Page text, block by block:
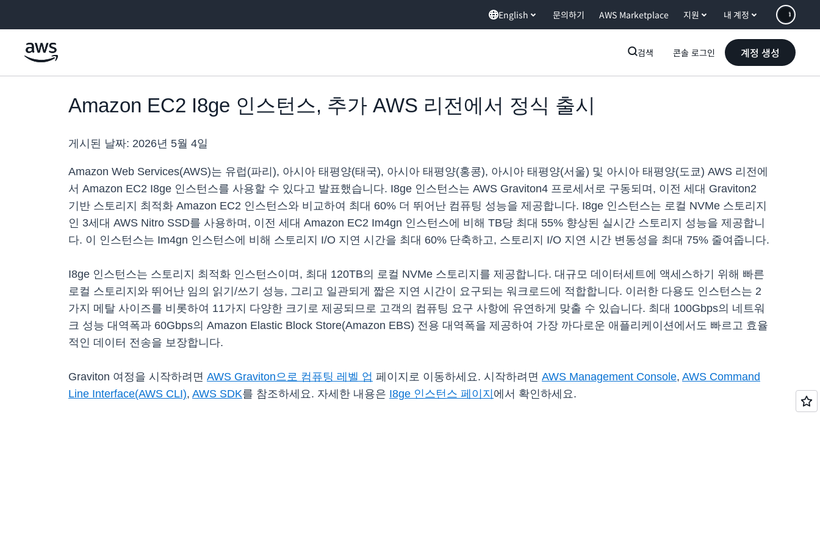
English 문의하기 AWS Marketplace 지원 내 계정
검색 콘솔 로그인 계정 생성
Amazon EC2 I8ge 인스턴스, 추가 AWS 리전에서 정식 출시
게시된 날짜: 2026년 5월 4일
Amazon Web Services(AWS)는 유럽(파리), 아시아 태평양(태국), 아시아 태평양(홍콩), 아시아 태평양(서울) 및 아시아 태평양(도쿄) AWS 리전에
서 Amazon EC2 I8ge 인스턴스를 사용할 수 있다고 발표했습니다. I8ge 인스턴스는 AWS Graviton4 프로세서로 구동되며, 이전 세대 Graviton2
기반 스토리지 최적화 Amazon EC2 인스턴스와 비교하여 최대 60% 더 뛰어난 컴퓨팅 성능을 제공합니다. I8ge 인스턴스는 로컬 NVMe 스토리지
인 3세대 AWS Nitro SSD를 사용하며, 이전 세대 Amazon EC2 Im4gn 인스턴스에 비해 TB당 최대 55% 향상된 실시간 스토리지 성능을 제공합니
다. 이 인스턴스는 Im4gn 인스턴스에 비해 스토리지 I/O 지연 시간을 최대 60% 단축하고, 스토리지 I/O 지연 시간 변동성을 최대 75% 줄여줍니다.
I8ge 인스턴스는 스토리지 최적화 인스턴스이며, 최대 120TB의 로컬 NVMe 스토리지를 제공합니다. 대규모 데이터세트에 액세스하기 위해 빠른
로컬 스토리지와 뛰어난 임의 읽기/쓰기 성능, 그리고 일관되게 짧은 지연 시간이 요구되는 워크로드에 적합합니다. 이러한 다용도 인스턴스는 2
가지 메탈 사이즈를 비롯하여 11가지 다양한 크기로 제공되므로 고객의 컴퓨팅 요구 사항에 유연하게 맞출 수 있습니다. 최대 100Gbps의 네트워
크 성능 대역폭과 60Gbps의 Amazon Elastic Block Store(Amazon EBS) 전용 대역폭을 제공하여 가장 까다로운 애플리케이션에서도 빠르고 효율
적인 데이터 전송을 보장합니다.
Graviton 여정을 시작하려면 AWS Graviton으로 컴퓨팅 레벨 업 페이지로 이동하세요. 시작하려면 AWS Management Console, AWS Command
Line Interface(AWS CLI), AWS SDK를 참조하세요. 자세한 내용은 I8ge 인스턴스 페이지 에서 확인하세요.